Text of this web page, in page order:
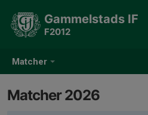
Matcher
Gammelstads IF
F2012
Matcher 2026